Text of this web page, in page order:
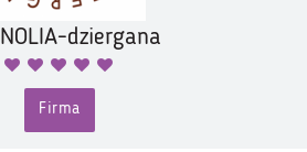
dziergana
Firma